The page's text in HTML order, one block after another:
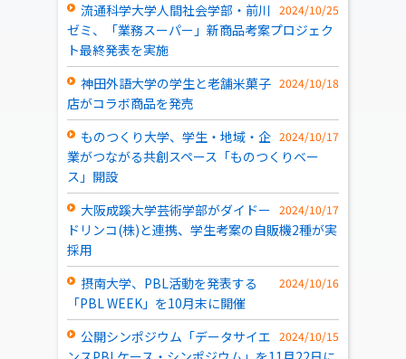
2024/10/25
流通科学大学人間社会学部・前川
ゼミ、「業務スーパー」新商品考案プロジェク
ト最終発表を実施
2024/10/18
神田外語大学の学生と老舗米菓子
店がコラボ商品を発売
2024/10/17
ものつくり大学、学生・地域・企
業がつながる共創スペース「ものつくりベー
ス」開設
2024/10/17
大阪成蹊大学芸術学部がダイドー
ドリンコ(株)と連携、学生考案の自販機2種が実
採用
2024/10/16
摂南大学、PBL活動を発表する
「PBL WEEK」を10月末に開催
2024/10/15
公開シンポジウム「データサイエ